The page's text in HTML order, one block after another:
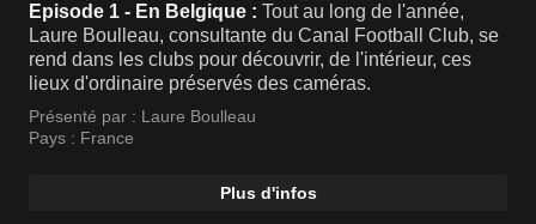
Episode 1 - En Belgique : Tout au long de l'année,
Laure Boulleau, consultante du Canal Football Club, se
rend dans les clubs pour découvrir, de l'intérieur, ces
lieux d'ordinaire préservés des caméras.
Présenté par : Laure Boulleau
Pays : France
Plus d'infos